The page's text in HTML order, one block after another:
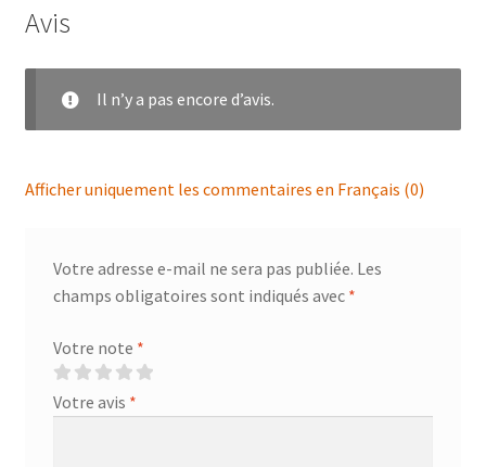
Avis
Il n’y a pas encore d’avis.
Afficher uniquement les commentaires en Français (0)
Votre adresse e-mail ne sera pas publiée. Les
champs obligatoires sont indiqués avec *
Votre note *
Votre avis *